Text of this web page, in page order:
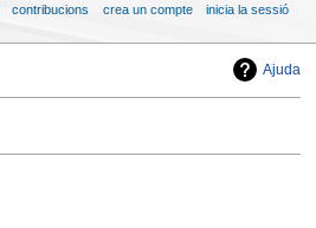
Ajuda
contribucions crea un compte inicia la sessió